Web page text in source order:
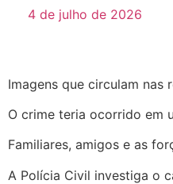
4 de julho de 2026
Imagens que circulam nas
O crime teria ocorrido em
Familiares, amigos e as
A Polícia Civil investiga o